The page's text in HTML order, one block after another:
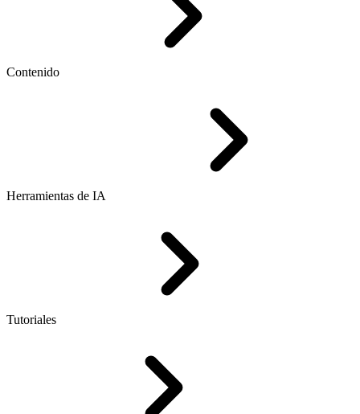
Contenido
Herramientas de IA
Tutoriales